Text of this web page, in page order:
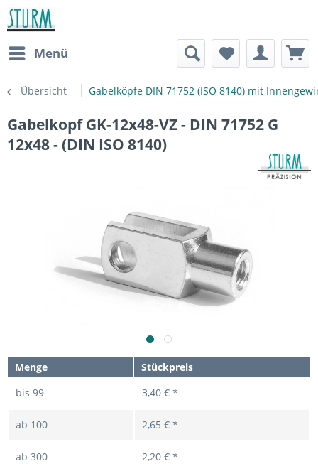
Menü
Übersicht Gabelköpfe DIN 71752 (ISO 8140) mit
Gabelkopf GK-12x48-VZ - DIN 71752 G
12x48 - (DIN ISO 8140)
Menge
Stückpreis
bis 99 3,40 € *
ab 100 2,65 € *
ab 300 2,20 € *